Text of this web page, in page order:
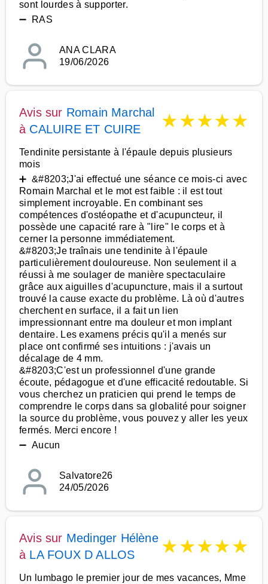
sont lourdes à supporter.
➖ RAS
ANA CLARA
19/06/2026
Avis sur Romain Marchal
à CALUIRE ET CUIRE ★★★★★
Tendinite persistante à l'épaule depuis plusieurs
mois
➕ &#8203;J'ai effectué une séance ce mois-ci avec
Romain Marchal et le mot est faible : il est tout
simplement incroyable. En combinant ses
compétences d'ostéopathe et d'acupuncteur, il
possède une capacité rare à "lire" le corps et à
cerner la personne immédiatement.
&#8203;Je traînais une tendinite à l'épaule
particulièrement douloureuse. Non seulement il a
réussi à me soulager de manière spectaculaire
grâce aux aiguilles d'acupuncture, mais il a surtout
trouvé la cause exacte du problème. Là où d'autres
cherchent en surface, il a fait un lien
impressionnant entre ma douleur et mon implant
dentaire. Les examens précis qu'il a menés sur
place ont confirmé ses intuitions : j'avais un
décalage de 4 mm.
&#8203;C'est un professionnel d'une grande
écoute, pédagogue et d'une efficacité redoutable. Si
vous cherchez un praticien qui prend le temps de
comprendre le corps dans sa globalité pour soigner
la source du problème, vous pouvez y aller les yeux
fermés. Merci encore !
➖ Aucun
Salvatore26
24/05/2026
Avis sur Medinger Hélène
à LA FOUX D ALLOS ★★★★★
Un lumbago le premier jour de mes vacances, Mme